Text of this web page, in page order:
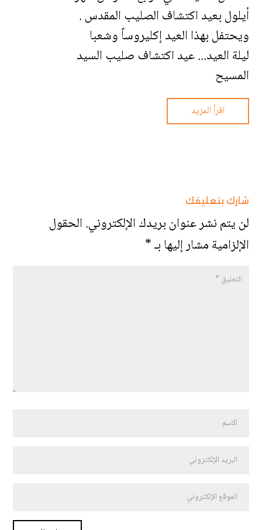
أيلول بعيد اكتشاف الصليب المقدس .
ويحتفل بهذا العيد إكليروساً وشعبا
ليلة العيد... عيد اكتشاف صليب السيد
المسيح
اقرأ المزيد
شارك بتعليقك
لن يتم نشر عنوان بريدك الإلكتروني.الحقول
الإلزامية مشار إليها بـ*